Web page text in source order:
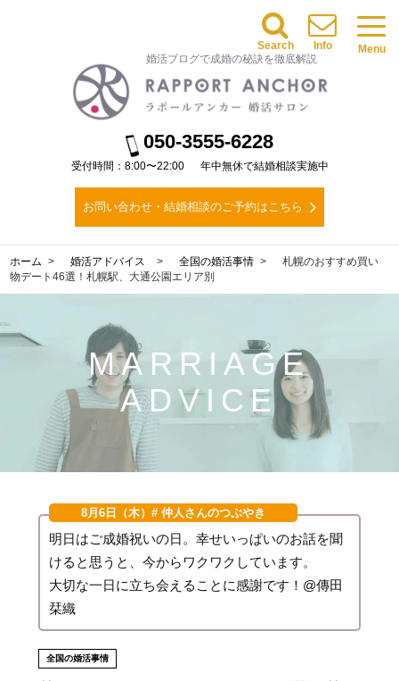
婚活ブログで成婚の秘訣を徹底解説
050-3555-6228
受付時間：8:00〜22:00 年中無休で結婚相談実施中
お問い合わせ・結婚相談のご予約はこちら
Menu
Info
Search
ホーム 婚活アドバイス 全国の婚活事情
札幌のおすすめ買い
物デート46選！札幌駅、大通公園エリア別
MARRIAGE
ADVICE
8月6日（木）# 仲人さんのつぶやき
明日はご成婚祝いの日。幸せいっぱいのお話を聞
けると思うと、今からワクワクしています。
大切な一日に立ち会えることに感謝です！@傳田
栞織
全国の婚活事情